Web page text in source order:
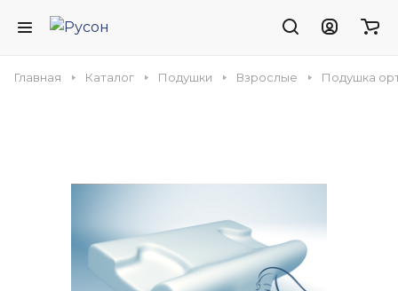
Главная Каталог Подушки Взрослые Подушка